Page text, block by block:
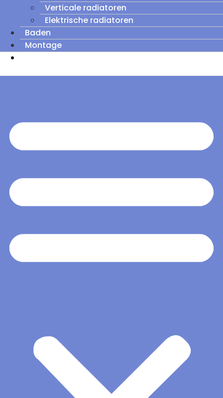
Verticale radiatoren
Elektrische radiatoren
Baden
Montage